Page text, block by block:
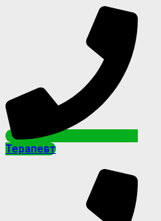
Терапевт